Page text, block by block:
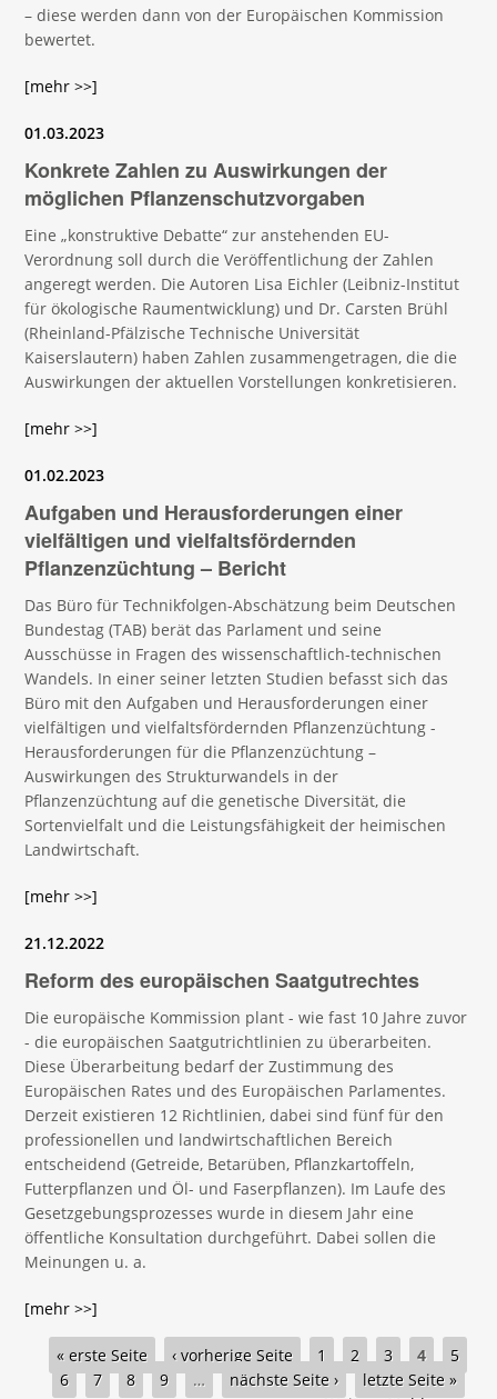
– diese werden dann von der Europäischen Kommission
bewertet.
[mehr >>]
01.03.2023
Konkrete Zahlen zu Auswirkungen der
möglichen Pflanzenschutzvorgaben
Eine „konstruktive Debatte“ zur anstehenden EU-
Verordnung soll durch die Veröffentlichung der Zahlen
angeregt werden. Die Autoren Lisa Eichler (Leibniz-Institut
für ökologische Raumentwicklung) und Dr. Carsten Brühl
(Rheinland-Pfälzische Technische Universität
Kaiserslautern) haben Zahlen zusammengetragen, die die
Auswirkungen der aktuellen Vorstellungen konkretisieren.
[mehr >>]
01.02.2023
Aufgaben und Herausforderungen einer
vielfältigen und vielfaltsfördernden
Pflanzenzüchtung – Bericht
Das Büro für Technikfolgen-Abschätzung beim Deutschen
Bundestag (TAB) berät das Parlament und seine
Ausschüsse in Fragen des wissenschaftlich-technischen
Wandels. In einer seiner letzten Studien befasst sich das
Büro mit den Aufgaben und Herausforderungen einer
vielfältigen und vielfaltsfördernden Pflanzenzüchtung -
Herausforderungen für die Pflanzenzüchtung –
Auswirkungen des Strukturwandels in der
Pflanzenzüchtung auf die genetische Diversität, die
Sortenvielfalt und die Leistungsfähigkeit der heimischen
Landwirtschaft.
[mehr >>]
21.12.2022
Reform des europäischen Saatgutrechtes
Die europäische Kommission plant - wie fast 10 Jahre zuvor
- die europäischen Saatgutrichtlinien zu überarbeiten.
Diese Überarbeitung bedarf der Zustimmung des
Europäischen Rates und des Europäischen Parlamentes.
Derzeit existieren 12 Richtlinien, dabei sind fünf für den
professionellen und landwirtschaftlichen Bereich
entscheidend (Getreide, Betarüben, Pflanzkartoffeln,
Futterpflanzen und Öl- und Faserpflanzen). Im Laufe des
Gesetzgebungsprozesses wurde in diesem Jahr eine
öffentliche Konsultation durchgeführt. Dabei sollen die
Meinungen u. a.
[mehr >>]
Seiten
« erste Seite ‹ vorherige Seite 1 2 3 4
5
6
7 8 9 … nächste Seite ›
letzte Seite »